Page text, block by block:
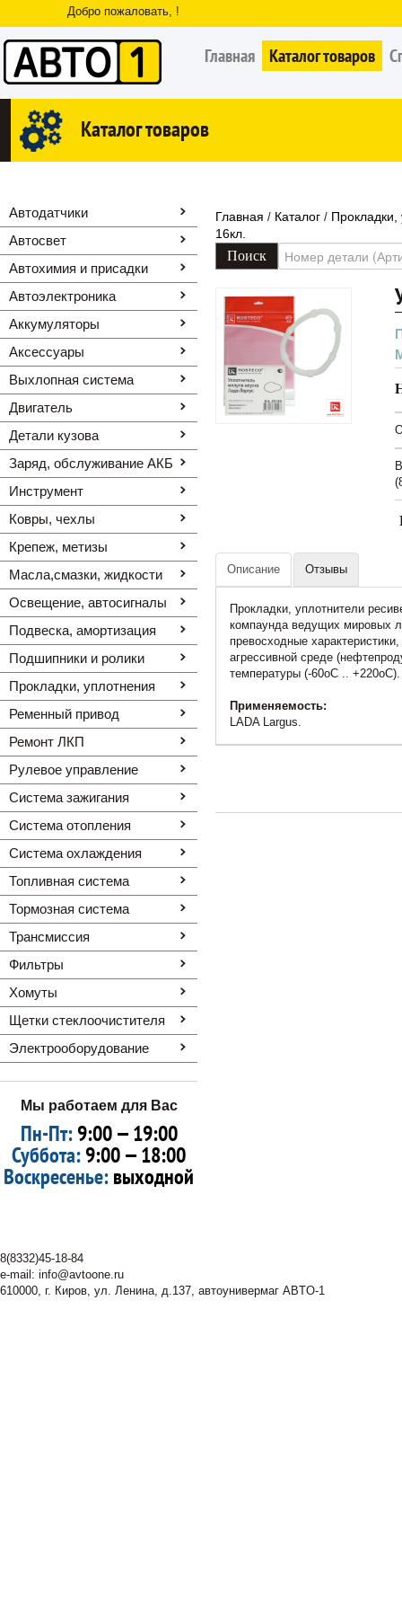
Добро пожаловать, !
Главная Каталог товаров
Каталог товаров
Автодатчики
Автосвет
Автохимия и присадки
Автоэлектроника
Аккумуляторы
Аксессуары
Выхлопная система
Двигатель
Детали кузова
Заряд, обслуживание АКБ
Инструмент
Ковры, чехлы
Крепеж, метизы
Масла,смазки, жидкости
Освещение, автоcигналы
Подвеска, амортизация
Подшипники и ролики
Прокладки, уплотнения
Ременный привод
Ремонт ЛКП
Рулевое управление
Система зажигания
Система отопления
Система охлаждения
Топливная система
Тормозная система
Трансмиссия
Фильтры
Хомуты
Щетки стеклоочистителя
Электрооборудование
Мы работаем для Вас
Пн-Пт:9:00 — 19:00
Суббота:9:00 — 18:00
Воскресенье:выходной
Главная / Каталог / Прокладки,
16кл.
Описание Отзывы
Прокладки, уплотнители
компаунда ведущих мировых
превосходные
агрессивной среде
температуры (-60oC .. +220oC).
Применяемость:
LADA Largus.
8(8332)45-18-84
e-mail: info@avtoone.ru
610000, г. Киров, ул. Ленина, д.137, автоунивермаг ABTO-1